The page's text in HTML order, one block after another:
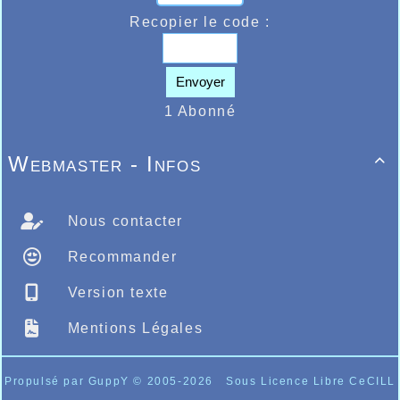
Recopier le code :
Envoyer
1 Abonné

Webmaster - Infos
Nous contacter
Recommander
Version texte
Mentions Légales
Propulsé par GuppY© 2005-2026 Sous Licence Libre CeCILL